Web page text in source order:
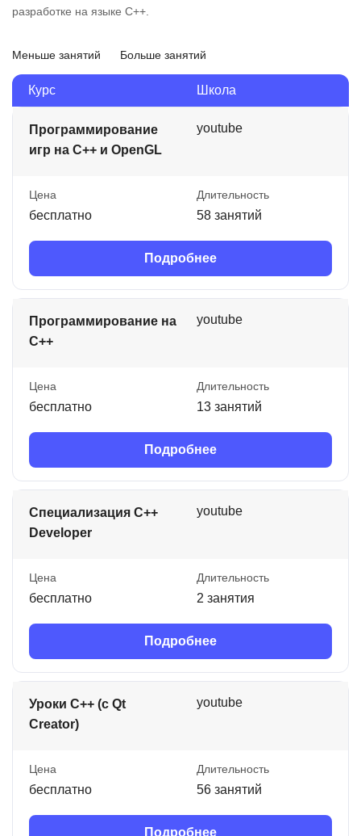
разработке на языке C++.
Меньше занятий Больше занятий
Курс Школа
Программирование
игр на C++ и OpenGL
youtube
Цена
бесплатно
Длительность
58 занятий
Подробнее
Программирование на
C++
youtube
Цена
бесплатно
Длительность
13 занятий
Подробнее
Специализация C++
Developer
youtube
Цена
бесплатно
Длительность
2 занятия
Подробнее
Уроки C++ (с Qt
Creator)
youtube
Цена
бесплатно
Длительность
56 занятий
Подробнее